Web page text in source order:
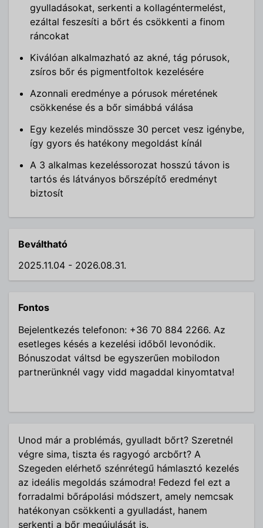
gyulladásokat, serkenti a kollagéntermelést,
ezáltal feszesíti a bőrt és csökkenti a finom
ráncokat
Kiválóan alkalmazható az akné, tág pórusok,
zsíros bőr és pigmentfoltok kezelésére
Azonnali eredménye a pórusok méretének
csökkenése és a bőr simábbá válása
Egy kezelés mindössze 30 percet vesz igénybe,
így gyors és hatékony megoldást kínál
A 3 alkalmas kezeléssorozat hosszú távon is
tartós és látványos bőrszépítő eredményt
biztosít
Beváltható
2025.11.04 - 2026.08.31.
Fontos
Bejelentkezés telefonon: +36 70 884 2266. Az
esetleges késés a kezelési időből levonódik.
Bónuszodat váltsd be egyszerűen mobilodon
partnerünknél vagy vidd magaddal kinyomtatva!
Unod már a problémás, gyulladt bőrt? Szeretnél
végre sima, tiszta és ragyogó arcbőrt? A
Szegeden elérhető szénrétegű hámlasztó kezelés
az ideális megoldás számodra! Fedezd fel ezt a
forradalmi bőrápolási módszert, amely nemcsak
hatékonyan csökkenti a gyulladást, hanem
serkenti a bőr megújulását is.